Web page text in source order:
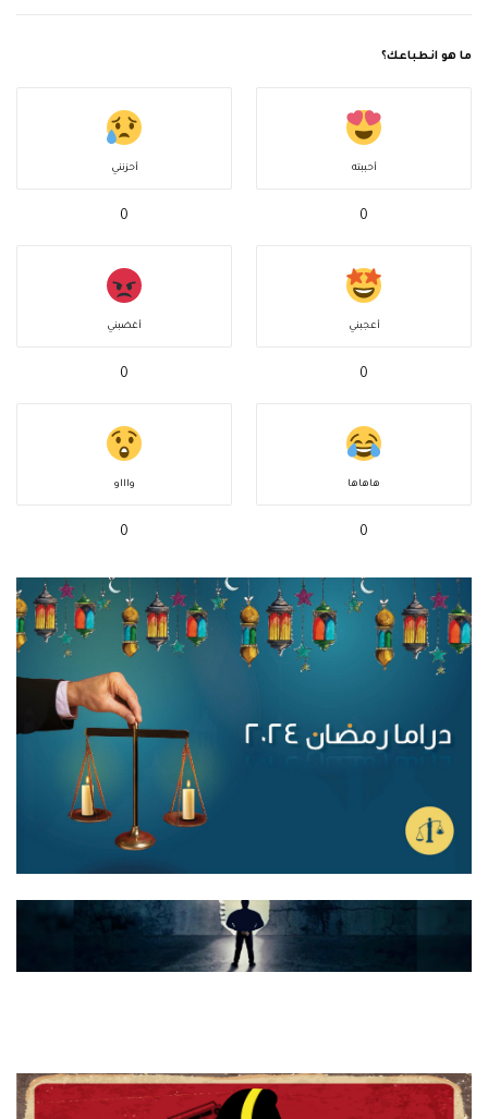
ما هو انطباعك؟
أحببته
0
أحزنني
0
أعجبني
0
أغضبني
0
هاهاها
0
واااو
0